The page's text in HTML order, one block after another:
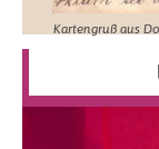
Kartengruß aus